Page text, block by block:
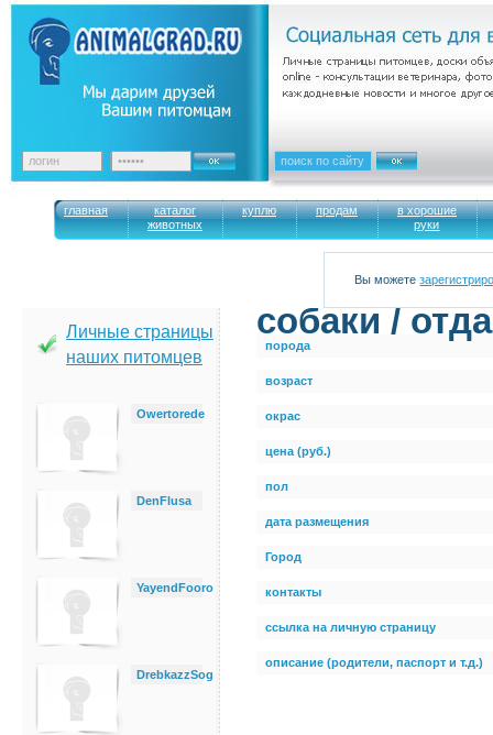
главная
каталог
животных
куплю продам
в хорошие
руки
Вы можете
Личные страницы
наших питомцев
Owertorede
DenFlusa
YayendFooro
DrebkazzSog
cобаки /
порода
возраст
окрас
цена (руб.)
пол
дата размещения
Город
контакты
ссылка на личную страницу
описание (родители, паспорт и т.д.)